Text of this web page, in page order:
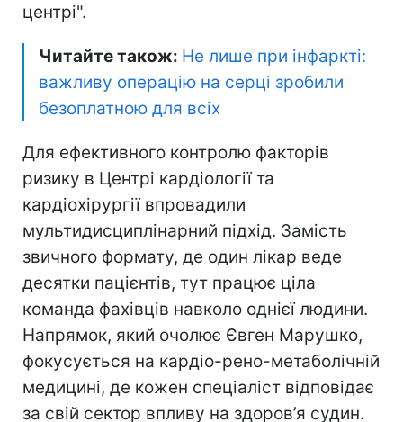
центрі".
Читайте також: Не лише при інфаркті:
важливу операцію на серці зробили
безоплатною для всіх
Для ефективного контролю факторів
ризику в Центрі кардіології та
кардіохірургії впровадили
мультидисциплінарний підхід. Замість
звичного формату, де один лікар веде
десятки пацієнтів, тут працює ціла
команда фахівців навколо однієї людини.
Напрямок, який очолює Євген Марушко,
фокусується на кардіо-рено-метаболічній
медицині, де кожен спеціаліст відповідає
за свій сектор впливу на здоров’я судин.